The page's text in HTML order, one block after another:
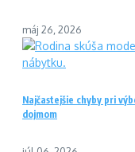
máj 26, 2026
Najčastejšie chyby pri
dojmom